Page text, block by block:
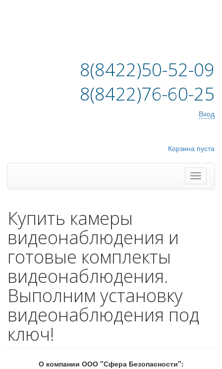
8(8422)50-52-09
8(8422)76-60-25
Вход
Корзина пуста
Купить камеры
видеонаблюдения и
готовые комплекты
видеонаблюдения.
Выполним установку
видеонаблюдения под
ключ!
О компании ООО "Сфера Безопасности":